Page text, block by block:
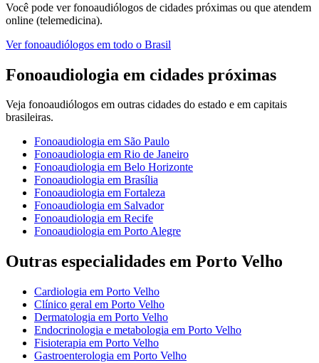
Você pode verfonoaudiólogos de cidades próximas ou que atendem
online (telemedicina).
Verfonoaudiólogos em todo o Brasil
Fonoaudiologia em cidades próximas
Veja fonoaudiólogos em outras cidades do estado e em capitais
brasileiras.
Fonoaudiologia em São Paulo
Fonoaudiologia em Rio de Janeiro
Fonoaudiologia em Belo Horizonte
Fonoaudiologia em Brasília
Fonoaudiologia em Fortaleza
Fonoaudiologia em Salvador
Fonoaudiologia em Recife
Fonoaudiologia em Porto Alegre
Outras especialidades em Porto Velho
Cardiologia em Porto Velho
Clínico geral em Porto Velho
Dermatologia em Porto Velho
Endocrinologia e metabologia em Porto Velho
Fisioterapia em Porto Velho
Gastroenterologia em Porto Velho